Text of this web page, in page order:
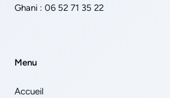
Ghani : 06 52 71 35 22
Menu
Accueil